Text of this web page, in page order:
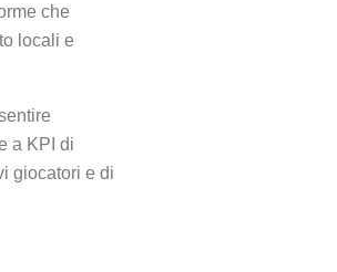
che
locali e
a KPI di
giocatori e di